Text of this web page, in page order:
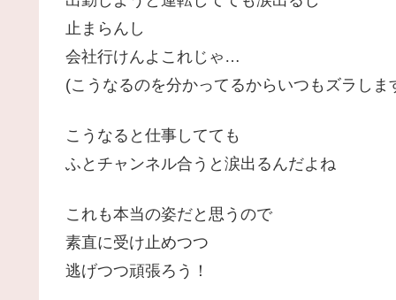
止まらんし
会社行けんよこれじゃ…
(こうなるのを分かってるからいつもズラしま
こうなると仕事してても
ふとチャンネル合うと涙出るんだよね
これも本当の姿だと思うので
素直に受け止めつつ
逃げつつ頑張ろう！